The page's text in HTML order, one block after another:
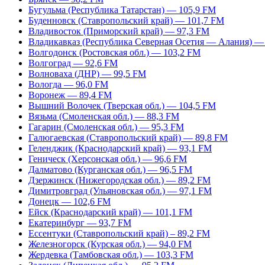
Бугульма (Республика Татарстан) — 105,9 FM
Буденновск (Ставропольский край) — 101,7 FM
Владивосток (Приморский край) — 97,3 FM
Владикавказ (Республика Северная Осетия — Алания)
Волгодонск (Ростовская обл.) — 103,2 FM
Волгоград — 92,6 FM
Волноваха (ДНР) — 99,5 FM
Вологда — 96,0 FM
Воронеж — 89,4 FM
Вышний Волочек (Тверская обл.) — 104,5 FM
Вязьма (Смоленская обл.) — 88,3 FM
Гагарин (Смоленская обл.) — 95,3 FM
Галюгаевская (Ставропольский край) — 89,8 FM
Геленджик (Краснодарский край) — 93,1 FM
Геническ (Херсонская обл.) — 96,6 FM
Далматово (Курганская обл.) — 96,5 FM
Дзержинск (Нижегородская обл.) — 89,2 FM
Димитровград (Ульяновская обл.) — 97,1 FM
Донецк — 102,6 FM
Ейск (Краснодарский край) — 101,1 FM
Екатеринбург — 93,7 FM
Ессентуки (Ставропольский край) – 89,2 FM
Железногорск (Курская обл.) — 94,0 FM
Жердевка (Тамбовская обл.) — 103,3 FM